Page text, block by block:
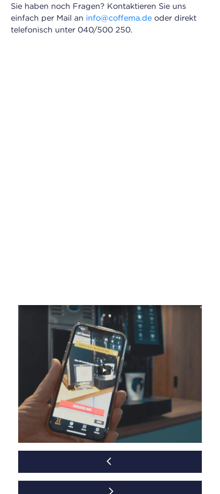
Sie haben noch Fragen? Kontaktieren Sie uns
einfach per Mail an info@coffema.de oder direkt
telefonisch unter 040/500 250.